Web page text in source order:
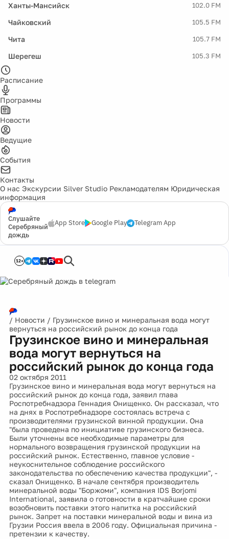
Ханты-Мансийск 102.0 FM
Чайковский 105.5 FM
Чита 105.7 FM
Шерегеш 105.3 FM
Расписание
Программы
Новости
Ведущие
События
Контакты
О нас Экскурсии Silver Studio Рекламодателям Юридическая
информация
Слушайте
Серебряный
дождь
App Store Google Play Telegram App
12+
/ Новости / Грузинское вино и минеральная вода могут
вернуться на российский рынок до конца года
Грузинское вино и минеральная
вода могут вернуться на
российский рынок до конца года
02 октября 2011
Грузинское вино и минеральная вода могут вернуться на
российский рынок до конца года, заявил глава
Роспотребнадзора Геннадия Онищенко. Он рассказал, что
на днях в Роспотребнадзоре состоялась встреча с
производителями грузинской винной продукции. Она
"была проведена по инициативе грузинского бизнеса.
Были уточнены все необходимые параметры для
нормального возвращения грузинской продукции на
российский рынок. Естественно, главное условие -
неукоснительное соблюдение российского
законодательства по обеспечению качества продукции", -
сказал Онищенко. В начале сентября производитель
минеральной воды "Боржоми", компания IDS Borjomi
International, заявила о готовности в кратчайшие сроки
возобновить поставки этого напитка на российский
рынок. Запрет на поставки минеральной воды и вина из
Грузии Россия ввела в 2006 году. Официальная причина -
претензии к качеству.